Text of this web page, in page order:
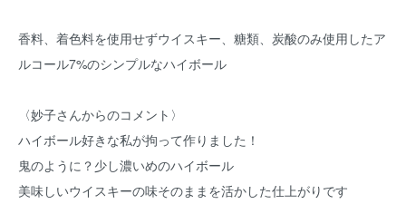
香料、着色料を使用せずウイスキー、糖類、炭酸のみ使用したア
ルコール7%のシンプルなハイボール
〈妙子さんからのコメント〉
ハイボール好きな私が拘って作りました！
鬼のように？少し濃いめのハイボール
美味しいウイスキーの味そのままを活かした仕上がりです